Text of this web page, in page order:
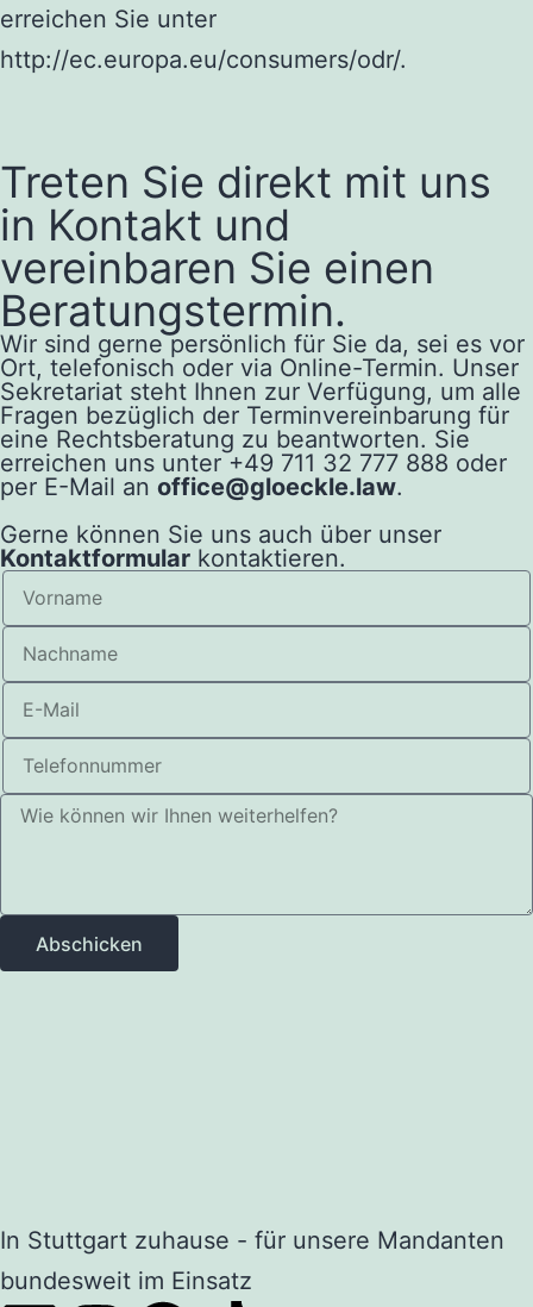
erreichen Sie unter
http://ec.europa.eu/consumers/odr/.
Treten Sie direkt mit uns
in Kontakt und
vereinbaren Sie einen
Beratungstermin.
Wir sind gerne persönlich für Sie da, sei es vor
Ort, telefonisch oder via Online-Termin. Unser
Sekretariat steht Ihnen zur Verfügung, um alle
Fragen bezüglich der Terminvereinbarung für
eine Rechtsberatung zu beantworten. Sie
erreichen uns unter +49 711 32 777 888 oder
per E-Mail an office@gloeckle.law.
Gerne können Sie uns auch über unser
Kontaktformular kontaktieren.
Abschicken
In Stuttgart zuhause - für unsere Mandanten
bundesweit im Einsatz